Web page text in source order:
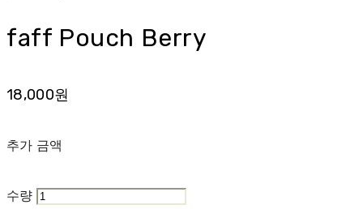
faff Pouch Berry
18,000원
추가 금액
수량